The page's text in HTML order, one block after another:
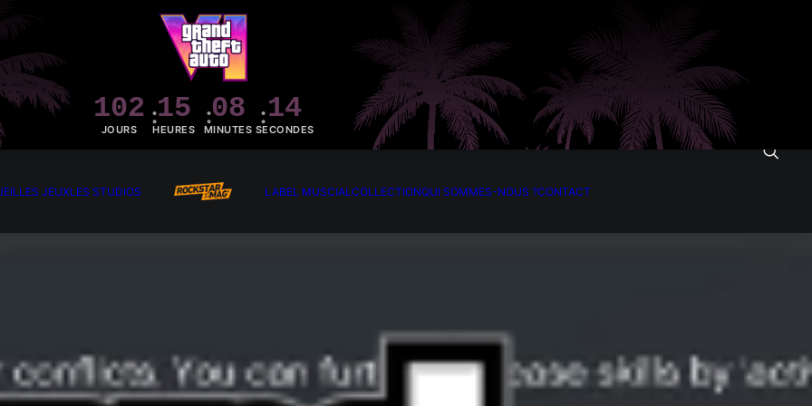
102
JOURS
15
HEURES
08
MINUTES
13
SECONDES
LES JEUXLES STUDIOS LABEL MUSCIALCOLLECTIONQUI SOMMES-NOUS ?CONTACT